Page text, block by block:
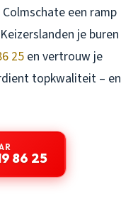
een ramp
je buren
25 en vertrouw je
topkwaliteit – en
86 25